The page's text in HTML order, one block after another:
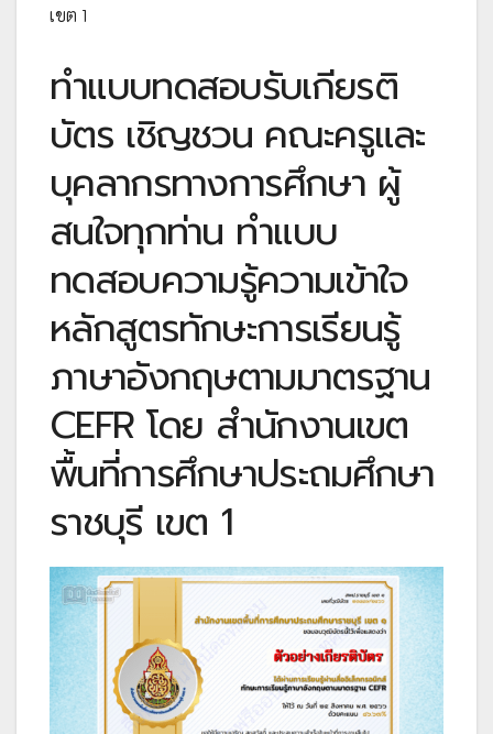
เขต 1
ทำแบบทดสอบรับเกียรติ
บัตร เชิญชวน คณะครูและ
บุคลากรทางการศึกษา ผู้
สนใจทุกท่าน ทำแบบ
ทดสอบความรู้ความเข้าใจ
หลักสูตรทักษะการเรียนรู้
ภาษาอังกฤษตามมาตรฐาน
CEFR โดย สำนักงานเขต
พื้นที่การศึกษาประถมศึกษา
ราชบุรี เขต 1